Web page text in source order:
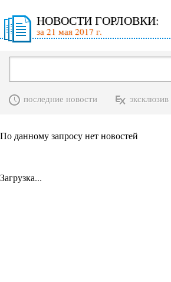
НОВОСТИ ГОРЛОВКИ:
за 21 мая 2017 г.
последние новости эксклюзив
По данному запросу нет новостей
Загрузка...